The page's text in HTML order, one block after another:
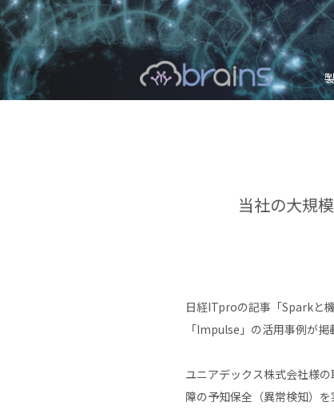
当社の大規
日経ITproの記事「Sparkと
「Impulse」の活用事例が掲
ユニアデックス株式会社様
障の予知保全（異常検知）